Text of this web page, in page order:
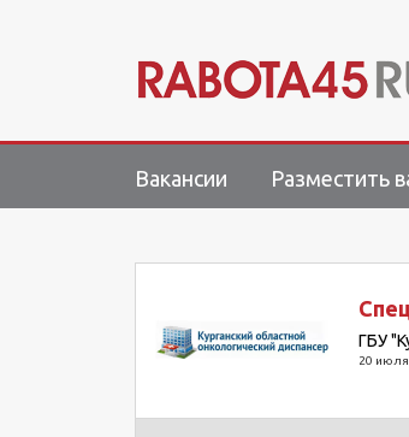
Вакансии Разместить
ГБУ
20 июля